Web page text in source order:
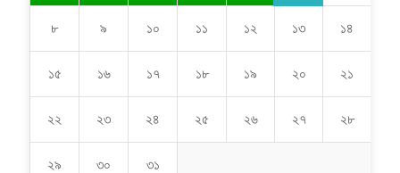
৮ ৯ ১০ ১১ ১২ ১৩ ১৪
১৫ ১৬ ১৭ ১৮ ১৯ ২০ ২১
২২ ২৩ ২৪ ২৫ ২৬ ২৭ ২৮
২৯ ৩০ ৩১